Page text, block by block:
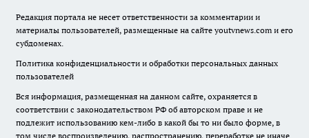
Редакция портала не несет ответственности за комментарии и
материалы пользователей, размещенные на сайте youtvnews.com и его
субдоменах.
Политика конфиденциальности и обработки персональных данных
пользователей
Вся информация, размещенная на данном сайте, охраняется в
соответствии с законодательством РФ об авторском праве и не
подлежит использованию кем-либо в какой бы то ни было форме, в
том числе воспроизведению, распространению, переработке не иначе